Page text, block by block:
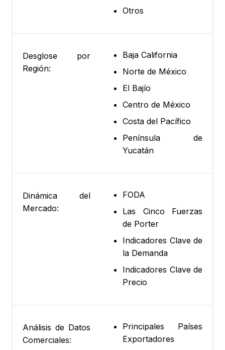
Otros
Desglose por
Región:
Baja California
Norte de México
El Bajío
Centro de México
Costa del Pacífico
Península de
Yucatán
Dinámica del
Mercado:
FODA
Las Cinco Fuerzas
de Porter
Indicadores Clave de
la Demanda
Indicadores Clave de
Precio
Análisis de Datos
Comerciales:
Principales Países
Exportadores